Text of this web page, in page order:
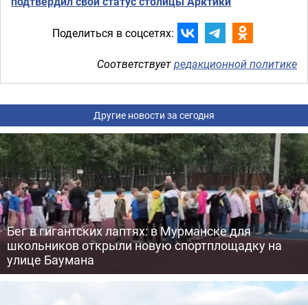
Поделиться в соцсетях:
Соответствуетредакционной политике
Другие новости за сегодня
Бег в гигантских лаптях: в Мурманске для
школьников открыли новую спортплощадку на
улице Баумана